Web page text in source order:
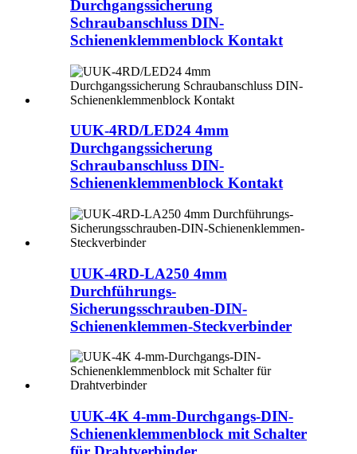
Durchgangssicherung
Schraubanschluss DIN-
Schienenklemmenblock Kontakt
UUK-4RD/LED24 4mm
Durchgangssicherung
Schraubanschluss DIN-
Schienenklemmenblock Kontakt
UUK-4RD-LA250 4mm
Durchführungs-
Sicherungsschrauben-DIN-
Schienenklemmen-Steckverbinder
UUK-4K 4-mm-Durchgangs-DIN-
Schienenklemmenblock mit Schalter